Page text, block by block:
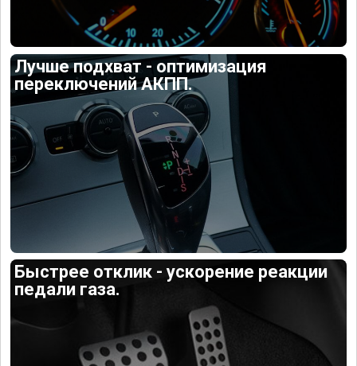
Лучше подхват - оптимизация
переключений АКПП.
Быстрее отклик - ускорение реакции
педали газа.